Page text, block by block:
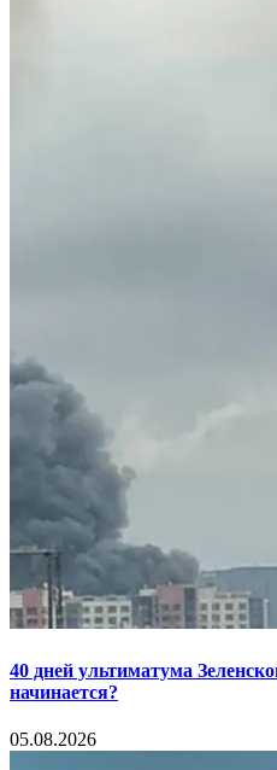
40 дней ультиматума
начинается?
05.08.2026